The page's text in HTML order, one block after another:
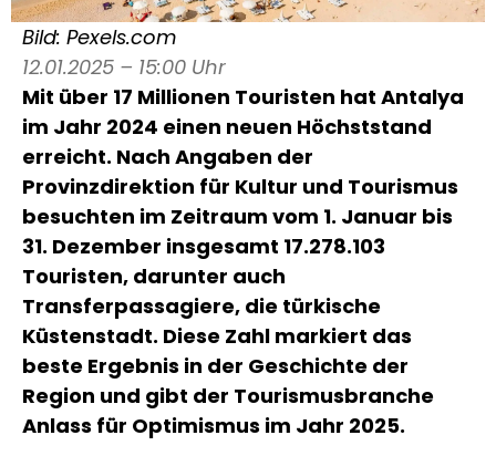
Bild: Pexels.com
12.01.2025 – 15:00 Uhr
Mit über 17 Millionen Touristen hat Antalya
im Jahr 2024 einen neuen Höchststand
erreicht. Nach Angaben der
Provinzdirektion für Kultur und Tourismus
besuchten im Zeitraum vom 1. Januar bis
31. Dezember insgesamt 17.278.103
Touristen, darunter auch
Transferpassagiere, die türkische
Küstenstadt. Diese Zahl markiert das
beste Ergebnis in der Geschichte der
Region und gibt der Tourismusbranche
Anlass für Optimismus im Jahr 2025.